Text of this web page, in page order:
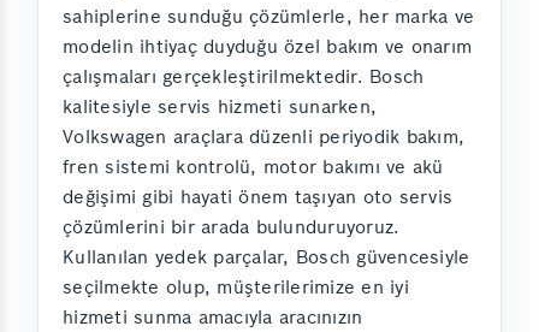
sahiplerine sunduğu çözümlerle, her marka ve
modelin ihtiyaç duyduğu özel bakım ve onarım
çalışmaları gerçekleştirilmektedir. Bosch
kalitesiyle servis hizmeti sunarken,
Volkswagen araçlara düzenli periyodik bakım,
fren sistemi kontrolü, motor bakımı ve akü
değişimi gibi hayati önem taşıyan oto servis
çözümlerini bir arada bulunduruyoruz.
Kullanılan yedek parçalar, Bosch güvencesiyle
seçilmekte olup, müşterilerimize en iyi
hizmeti sunma amacıyla aracınızın